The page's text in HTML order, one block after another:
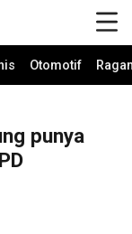
Otomotif
punya